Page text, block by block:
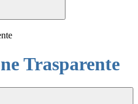
Trasparente